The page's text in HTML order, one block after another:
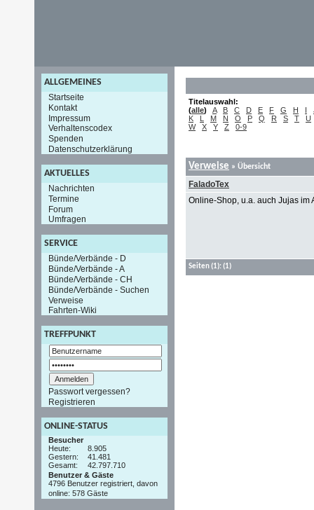
ALLGEMEINES
Startseite
Kontakt
Impressum
Verhaltenscodex
Spenden
Datenschutzerklärung
AKTUELLES
Nachrichten
Termine
Forum
Umfragen
SERVICE
Bünde/Verbände - D
Bünde/Verbände - A
Bünde/Verbände - CH
Bünde/Verbände - Suchen
Verweise
Fahrten-Wiki
TREFFPUNKT
Passwort vergessen?
Registrieren
ONLINE-STATUS
Besucher
Heute:
8.905
Gestern:
41.481
Gesamt:
42.797.710
Benutzer & Gäste
4796 Benutzer registriert, davon
online: 578 Gäste
Titelauswahl:
(alle) A B C D E F G H I
K
L M N O P Q R S T
U
W
X Y Z 0-9
Verweise » Übersicht
FaladoTex
Online-Shop, u.a. auch Jujas im
Seiten(1): (1)